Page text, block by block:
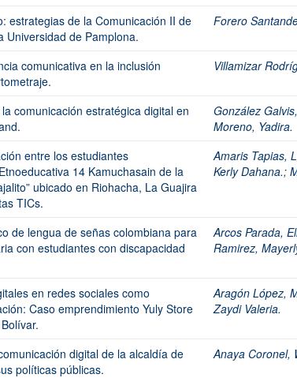
estrategias de la Comunicación II de
Universidad de Pamplona.
Forero
comunicativa en la inclusión
Villamizar
comunicación estratégica digital en
González
Moreno, Yadira.
entre los estudiantes
14 Kamuchasain de la
ubicado en Riohacha, La Guajira
TICs.
Amaris Tapias,
Kerly Dahana.;
de lengua de señas colombiana para
con estudiantes con discapacidad
Arcos Parada,
Ramirez,
en redes sociales como
Caso emprendimiento Yuly Store
Aragón López,
Zaydi Valeria.
digital de la alcaldía de
políticas públicas.
Anaya Coronel,